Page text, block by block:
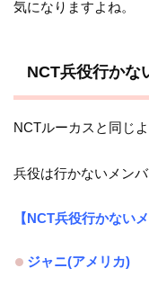
気になりますよね。
NCT兵役行かな
NCTルーカスと同じ
兵役は行かないメン
【NCT兵役行かない
ジャニ(アメリカ)